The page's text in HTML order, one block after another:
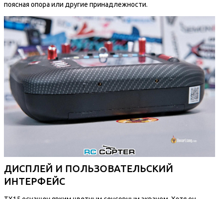
поясная опора или другие принадлежности.
ДИСПЛЕЙ И ПОЛЬЗОВАТЕЛЬСКИЙ
ИНТЕРФЕЙС